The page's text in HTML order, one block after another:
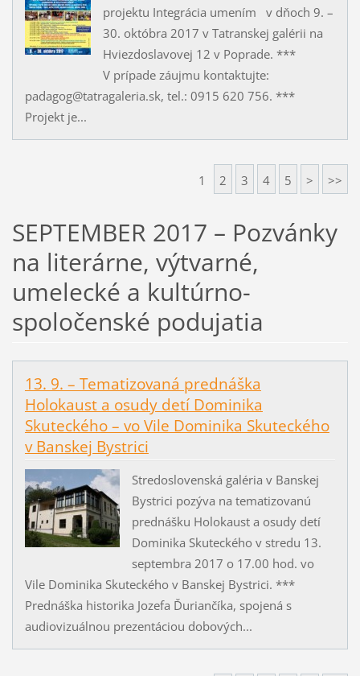
projektu Integrácia umením v dňoch 9. –
30. októbra 2017 v Tatranskej galérii na
Hviezdoslavovej 12 v Poprade. ***
V prípade záujmu kontaktujte:
padagog@tatragaleria.sk, tel.: 0915 620 756. ***
Projekt je...
1 2 3 4 5 > >>
SEPTEMBER 2017 – Pozvánky
na literárne, výtvarné,
umelecké a kultúrno-
spoločenské podujatia
13. 9. – Tematizovaná prednáška
Holokaust a osudy detí Dominika
Skuteckého – vo Vile Dominika Skuteckého
v Banskej Bystrici
Stredoslovenská galéria v Banskej
Bystrici pozýva na tematizovanú
prednášku Holokaust a osudy detí
Dominika Skuteckého v stredu 13.
septembra 2017 o 17.00 hod. vo
Vile Dominika Skuteckého v Banskej Bystrici. ***
Prednáška historika Jozefa Ďuriančíka, spojená s
audiovizuálnou prezentáciou dobových...